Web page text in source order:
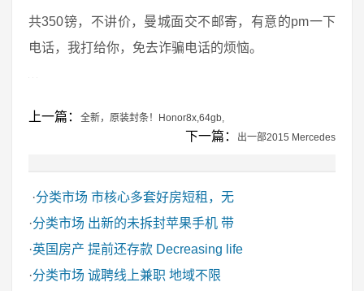
共350镑，不讲价，曼城面交不邮寄，有意的pm一下
电话，我打给你，免去诈骗电话的烦恼。
上一篇： 全新，原装封条！Honor8x,64gb,
下一篇： 出一部2015 Mercedes
·分类市场 市核心多套好房短租，无
·分类市场 出新的未拆封苹果手机 带
·英国房产 提前还存款 Decreasing life
·分类市场 诚聘线上兼职 地域不限